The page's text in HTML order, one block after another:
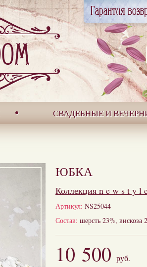
СВАДЕБНЫЕ И
ЮБКА
Коллекция n e w s t y l
Артикул: NS25044
Состав: шерсть 23%, вискоза
10 500 руб.